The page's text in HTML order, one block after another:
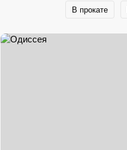
В прокате